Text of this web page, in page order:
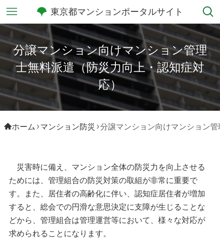
東京都マンションポータルサイト
分譲マンション向けマンション管理
士無料派遣（防災力向上・認知症対
応）
ホーム マンション防災 分譲マンション向けマンション
災害時に備え、マンション全体の防災力を向上させる
ためには、管理組合の防災対策の取組が非常に重要で
す。また、居住者の高齢化に伴い、認知症居住者が増加
すると、総会での円滑な意思決定に支障が生じることな
どから、管理組合は管理運営等において、様々な対応が
求められることになります。